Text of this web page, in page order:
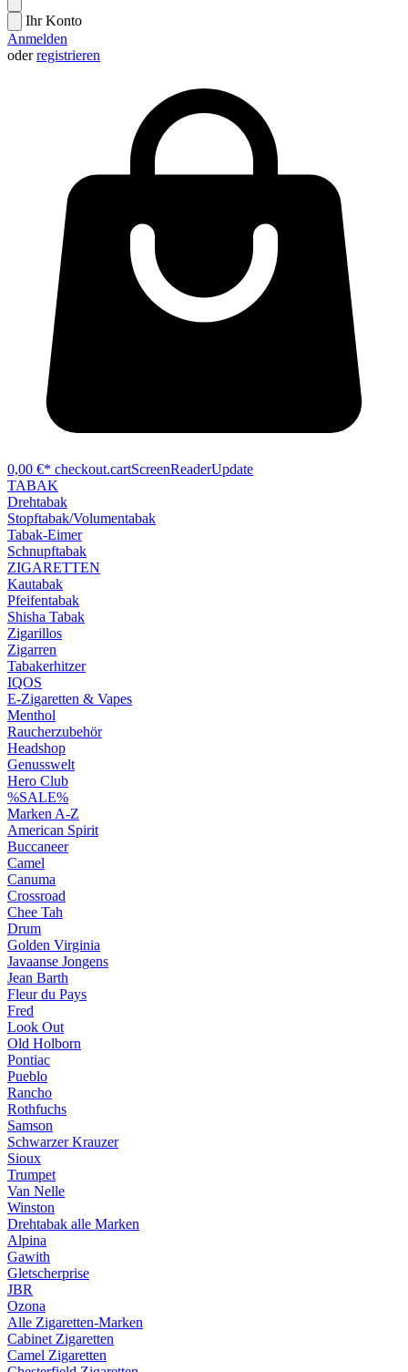
Ihr Konto
Anmelden
oderregistrieren
0,00 €* checkout.cartScreenReaderUpdate
TABAK
Drehtabak
Stopftabak/Volumentabak
Tabak-Eimer
Schnupftabak
ZIGARETTEN
Kautabak
Pfeifentabak
Shisha Tabak
Zigarillos
Zigarren
Tabakerhitzer
IQOS
E-Zigaretten & Vapes
Menthol
Raucherzubehör
Headshop
Genusswelt
Hero Club
%SALE%
Marken A-Z
American Spirit
Buccaneer
Camel
Canuma
Crossroad
Сhee Tah
Drum
Golden Virginia
Javaanse Jongens
Jean Barth
Fleur du Pays
Fred
Look Out
Old Holborn
Pontiac
Pueblo
Rancho
Rothfuchs
Samson
Schwarzer Krauzer
Sioux
Trumpet
Van Nelle
Winston
Drehtabak alle Marken
Alpina
Gawith
Gletscherprise
JBR
Ozona
Alle Zigaretten-Marken
Cabinet Zigaretten
Camel Zigaretten